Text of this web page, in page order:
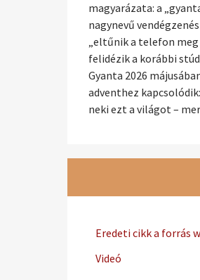
magyarázata: a
nagynevű
„eltűnik a telefon meg
felidézik a korábbi
Gyanta 2026
adventhez
neki ezt a világot –
Eredeti cikk a forrás
Videó